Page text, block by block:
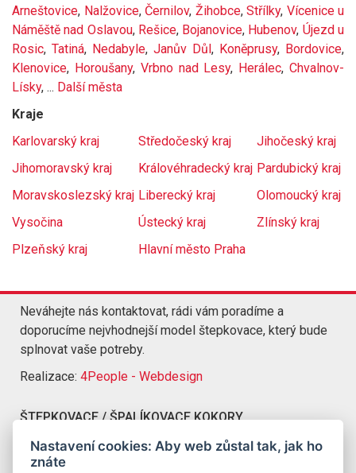
Arneštovice, Nalžovice, Černilov, Žihobce, Střílky, Vícenice u
Náměště nad Oslavou, Rešice, Bojanovice, Hubenov, Újezd u
Rosic, Tatiná, Nedabyle, Janův Důl, Koněprusy, Bordovice,
Klenovice, Horoušany, Vrbno nad Lesy, Herálec,Chvalnov-
Lísky, ... Další města
Kraje
Karlovarský kraj
Středočeský kraj
Jihočeský kraj
Jihomoravský kraj
Královéhradecký kraj Pardubický kraj
Moravskoslezský kraj Liberecký kraj
Olomoucký kraj
Vysočina
Ústecký kraj
Zlínský kraj
Plzeňský kraj
Hlavní město Praha
Neváhejte nás kontaktovat, rádi vám poradíme a
doporucíme nejvhodnejší model štepkovace, který bude
splnovat vaše potreby.
Realizace: 4People - Webdesign
ŠTEPKOVACE / ŠPALÍKOVACE KOKORY
Kompletní nabídka štepkovacu a špalíkovacu Kokory
Nastavení cookies: Aby web zůstal tak, jak ho
znáte